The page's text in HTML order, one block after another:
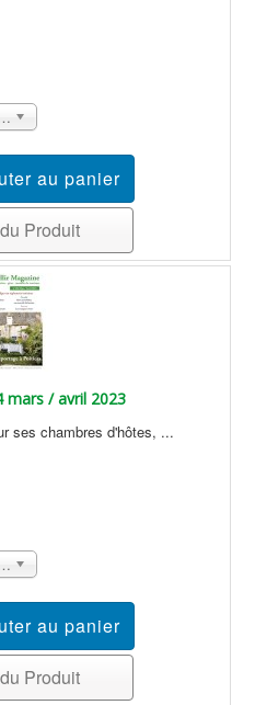
et DOM Sans surcoût
Produit
mars / avril 2023
ses chambres d'hôtes, ...
et DOM Sans surcoût
Produit